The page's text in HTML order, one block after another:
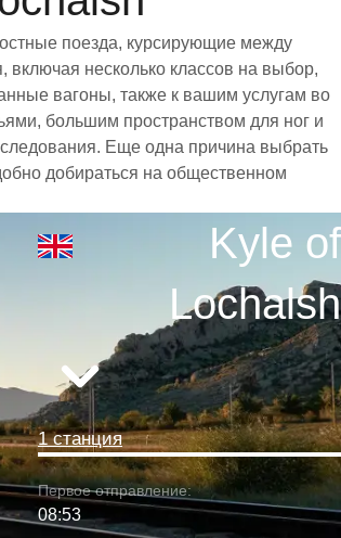
поезда, курсирующие между
несколько классов на выбор,
вагоны, также к вашим услугам во
большим пространством для ног и
Еще одна причина выбрать
добираться на общественном
Kyle of
Lochalsh
1 станция
Первое отправление:
08:53